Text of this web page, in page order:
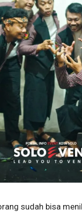
sudah bisa